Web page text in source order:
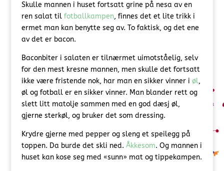
Skulle mannen i huset fortsatt grine på nesa av en
ren salat til fotballkampen, finnes det et lite trikk i
ermet man kan benytte seg av. To faktisk, og det ene
av det er bacon.
Baconbiter i salaten er tilnærmet uimotståelig, selv
for den mest kresne mannen, men skulle det fortsatt
ikke være fristende nok, har man en sikker vinner i øl,
øl og fotball er en sikker vinner. Man blander rett og
slett litt matolje sammen med en god dæsj øl,
gjerne sterkøl, og bruker det som dressing.
Krydre gjerne med pepper og sleng et speilegg på
toppen. Da burde det skli ned. Åkkesom. Og mannen i
huset kan kose seg med «sunn» mat og tippekampen.